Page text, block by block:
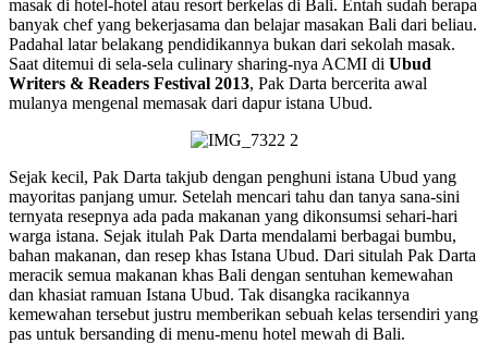
masak di hotel-hotel atau resort berkelas di Bali. Entah sudah berapa
banyak chef yang bekerjasama dan belajar masakan Bali dari beliau.
Padahal latar belakang pendidikannya bukan dari sekolah masak.
Saat ditemui di sela-sela culinary sharing-nya ACMI di Ubud
Writers & Readers Festival 2013, Pak Darta bercerita awal
mulanya mengenal memasak dari dapur istana Ubud.
Sejak kecil, Pak Darta takjub dengan penghuni istana Ubud yang
mayoritas panjang umur. Setelah mencari tahu dan tanya sana-sini
ternyata resepnya ada pada makanan yang dikonsumsi sehari-hari
warga istana. Sejak itulah Pak Darta mendalami berbagai bumbu,
bahan makanan, dan resep khas Istana Ubud. Dari situlah Pak Darta
meracik semua makanan khas Bali dengan sentuhan kemewahan
dan khasiat ramuan Istana Ubud. Tak disangka racikannya
kemewahan tersebut justru memberikan sebuah kelas tersendiri yang
pas untuk bersanding di menu-menu hotel mewah di Bali.